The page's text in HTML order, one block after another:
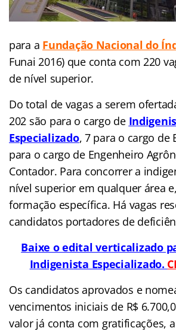
para a Fundação Nacional do
Funai 2016) que conta com 220
de nível superior.
Do total de vagas a serem
202 são para o cargo de
Especializado, 7 para o cargo de
para o cargo de Engenheiro
Contador. Para concorrer a
nível superior em qualquer área
formação específica. Há vagas
candidatos portadores de
Baixe o edital verticalizado
Indigenista Especializado.
Os candidatos aprovados e
vencimentos iniciais de R$
valor já conta com gratificações,